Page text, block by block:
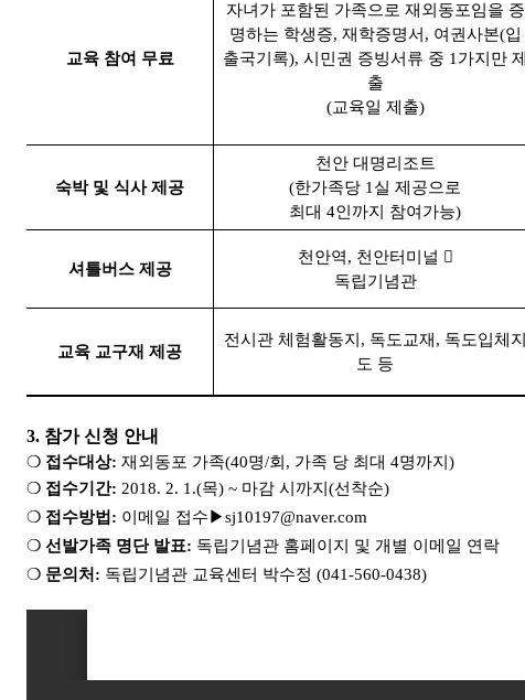
교육 참여 무료
자녀가 포함된 가족으로 재외동포임을 증
명하는 학생증, 재학증명서, 여권사본(입
출국기록), 시민권 증빙서류 중 1가지만 제
출
(교육일 제출)
숙박 및 식사 제공
천안 대명리조트
(한가족당 1실 제공으로
최대 4인까지 참여가능)
셔틀버스 제공
천안역, 천안터미널 
독립기념관
교육 교구재 제공
전시관 체험활동지, 독도교재, 독도입체지
도 등
3. 참가 신청 안내
❍ 접수대상: 재외동포 가족(40명/회, 가족 당 최대 4명까지)
❍ 접수기간: 2018. 2. 1.(목) ~ 마감 시까지(선착순)
❍ 접수방법: 이메일 접수▶sj10197@naver.com
❍ 선발가족 명단 발표: 독립기념관 홈페이지 및 개별 이메일 연락
❍ 문의처: 독립기념관 교육센터 박수정 (041-560-0438)